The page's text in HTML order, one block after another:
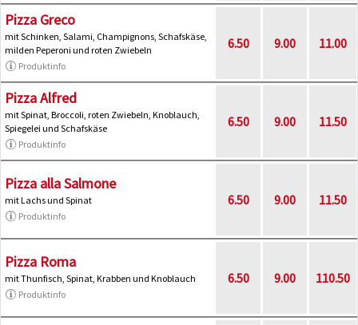
Pizza Greco
mit Schinken, Salami, Champignons, Schafskäse,
milden Peperoni und roten Zwiebeln
Produktinfo
6.50 9.00 11.00
Pizza Alfred
mit Spinat, Broccoli, roten Zwiebeln, Knoblauch,
Spiegelei und Schafskäse
Produktinfo
6.50 9.00 11.50
Pizza alla Salmone
mit Lachs und Spinat
Produktinfo
6.50 9.00 11.50
Pizza Roma
mit Thunfisch, Spinat, Krabben und Knoblauch
Produktinfo
6.50 9.00 110.50